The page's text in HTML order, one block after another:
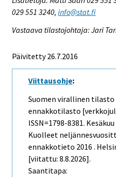
029 551 3240, info@stat.fi
Vastaava tilastojohtaja: Jari
Päivitetty 26.7.2016
Viittausohje:
Suomen virallinen tilasto
ennakkotilasto
ISSN=1798-8381. Kesäkuu
Kuolleet
ennakkotieto 2016 .
[viitattu: 8.8.2026].
Saantitapa: